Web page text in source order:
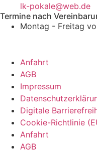
lk-pokale@web.de
Termine nach
Montag - Freitag
Anfahrt
AGB
Impressum
Digitale
Cookie-Richtlinie
Anfahrt
AGB